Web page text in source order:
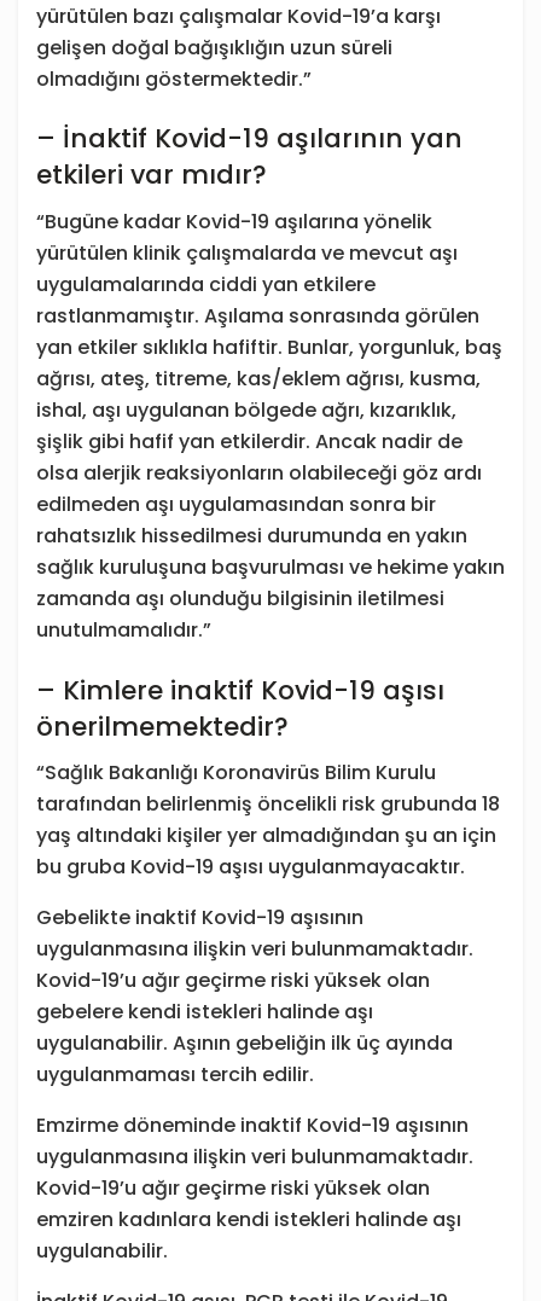
yürütülen bazı çalışmalar Kovid-19’a karşı
gelişen doğal bağışıklığın uzun süreli
olmadığını göstermektedir.”
– İnaktif Kovid-19 aşılarının yan
etkileri var mıdır?
“Bugüne kadar Kovid-19 aşılarına yönelik
yürütülen klinik çalışmalarda ve mevcut aşı
uygulamalarında ciddi yan etkilere
rastlanmamıştır. Aşılama sonrasında görülen
yan etkiler sıklıkla hafiftir. Bunlar, yorgunluk, baş
ağrısı, ateş, titreme, kas/eklem ağrısı, kusma,
ishal, aşı uygulanan bölgede ağrı, kızarıklık,
şişlik gibi hafif yan etkilerdir. Ancak nadir de
olsa alerjik reaksiyonların olabileceği göz ardı
edilmeden aşı uygulamasından sonra bir
rahatsızlık hissedilmesi durumunda en yakın
sağlık kuruluşuna başvurulması ve hekime yakın
zamanda aşı olunduğu bilgisinin iletilmesi
unutulmamalıdır.”
– Kimlere inaktif Kovid-19 aşısı
önerilmemektedir?
“Sağlık Bakanlığı Koronavirüs Bilim Kurulu
tarafından belirlenmiş öncelikli risk grubunda 18
yaş altındaki kişiler yer almadığından şu an için
bu gruba Kovid-19 aşısı uygulanmayacaktır.
Gebelikte inaktif Kovid-19 aşısının
uygulanmasına ilişkin veri bulunmamaktadır.
Kovid-19’u ağır geçirme riski yüksek olan
gebelere kendi istekleri halinde aşı
uygulanabilir. Aşının gebeliğin ilk üç ayında
uygulanmaması tercih edilir.
Emzirme döneminde inaktif Kovid-19 aşısının
uygulanmasına ilişkin veri bulunmamaktadır.
Kovid-19’u ağır geçirme riski yüksek olan
emziren kadınlara kendi istekleri halinde aşı
uygulanabilir.